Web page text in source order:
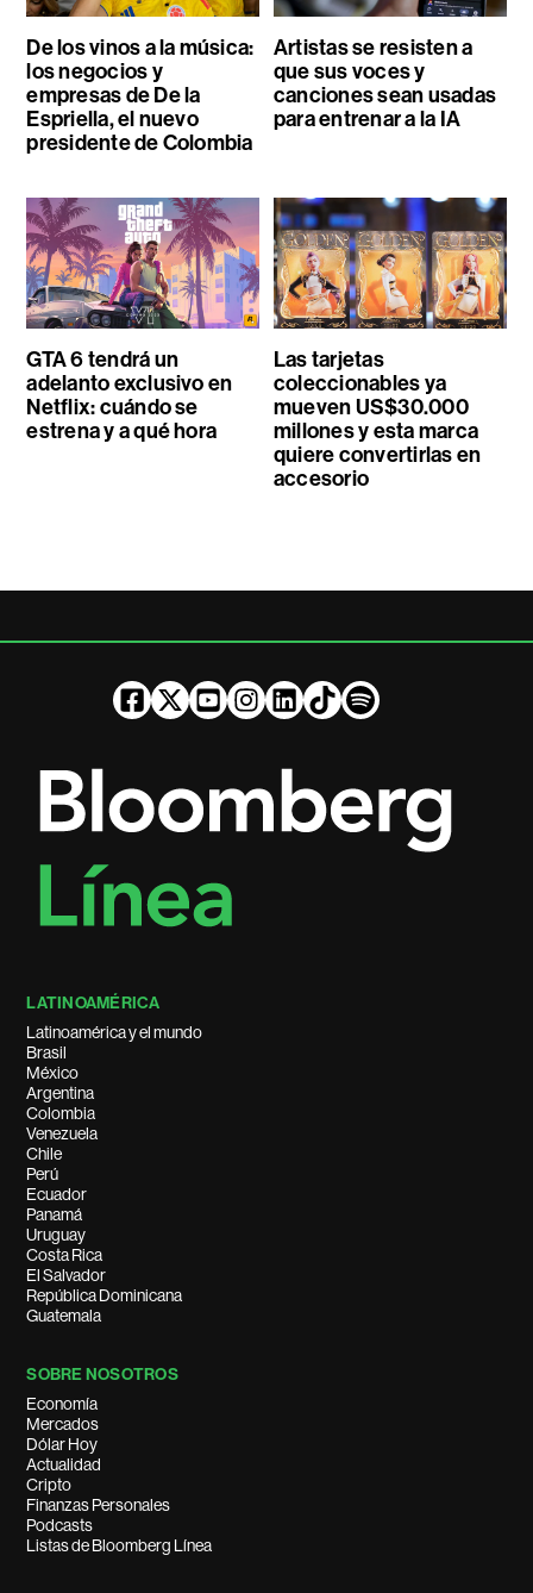
De los vinos a la música:
los negocios y
empresas de De la
Espriella, el nuevo
presidente de Colombia
Artistas se resisten a
que sus voces y
canciones sean usadas
para entrenar a la IA
GTA 6 tendrá un
adelanto exclusivo en
Netflix: cuándo se
estrena y a qué hora
Las tarjetas
coleccionables ya
mueven US$30.000
millones y esta marca
quiere convertirlas en
accesorio
LATINOAMÉRICA
Latinoamérica y el mundo
Brasil
México
Argentina
Colombia
Venezuela
Chile
Perú
Ecuador
Panamá
Uruguay
Costa Rica
El Salvador
República Dominicana
Guatemala
SOBRE NOSOTROS
Economía
Mercados
Dólar Hoy
Actualidad
Cripto
Finanzas Personales
Podcasts
Listas de Bloomberg Línea